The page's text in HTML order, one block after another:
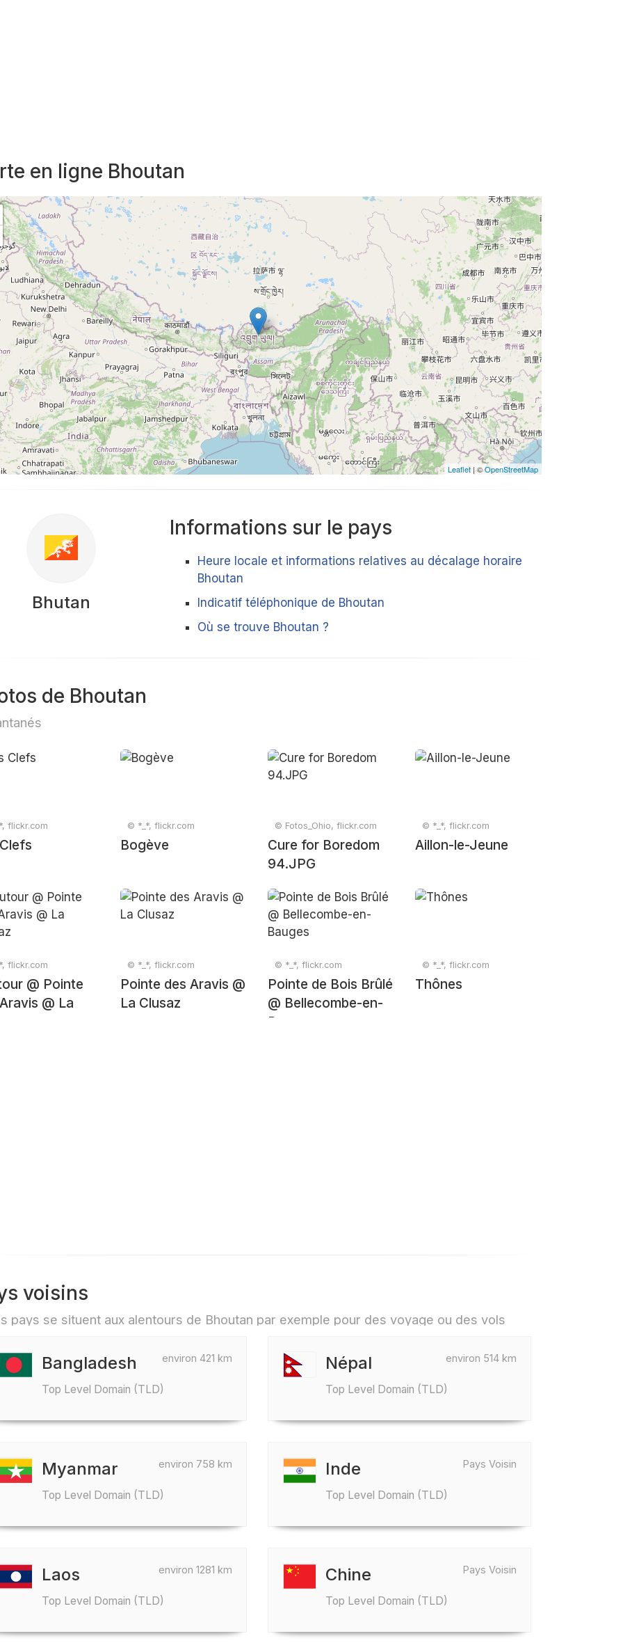
en ligne Bhoutan
Leaflet | ©OpenStreetMap
Bhutan
Informations sur le pays
Heure locale et informations relatives au décalage horaire
Bhoutan
Indicatif téléphonique de Bhoutan
Où se trouve Bhoutan ?
de Bhoutan
flickr.com © *_*, flickr.com
Bogève
© Fotos_Ohio, flickr.com
Cure for Boredom
94.JPG
© *_*, flickr.com
Aillon-le-Jeune
flickr.com
@ Pointe
@ La
© *_*, flickr.com
Pointe des Aravis @
La Clusaz
© *_*, flickr.com
Pointe de Bois Brûlé
@ Bellecombe-en-
Bauges
© *_*, flickr.com
Thônes
voisins
pays se situent aux alentours de Bhoutan par exemple pour des voyage ou des vols
environ 421 km
Bangladesh
Top Level Domain (TLD)
environ 514 km
Népal
Top Level Domain (TLD)
environ 758 km
Myanmar
Top Level Domain (TLD)
Pays Voisin
Inde
Top Level Domain (TLD)
environ 1281 km
Laos
Top Level Domain (TLD)
Pays Voisin
Chine
Top Level Domain (TLD)